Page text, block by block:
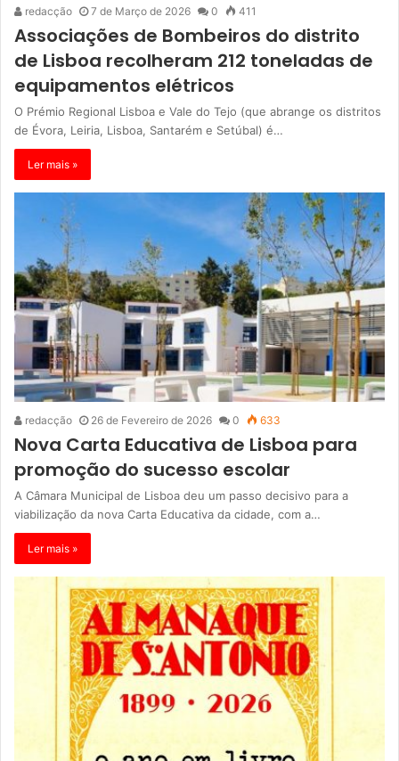
redacção 7 de Março de 2026 0 411
Associações de Bombeiros do distrito
de Lisboa recolheram 212 toneladas de
equipamentos elétricos
O Prémio Regional Lisboa e Vale do Tejo (que abrange os distritos
de Évora, Leiria, Lisboa, Santarém e Setúbal) é…
Ler mais »
redacção 26 de Fevereiro de 2026 0 633
Nova Carta Educativa de Lisboa para
promoção do sucesso escolar
A Câmara Municipal de Lisboa deu um passo decisivo para a
viabilização da nova Carta Educativa da cidade, com a…
Ler mais »